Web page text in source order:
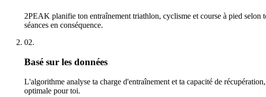
2PEAK planifie ton entraînement triathlon, cyclisme et course à pied
séances en conséquence.
02.
Basé sur les données
L'algorithme analyse ta charge d'entraînement et ta capacité de
optimale pour toi.